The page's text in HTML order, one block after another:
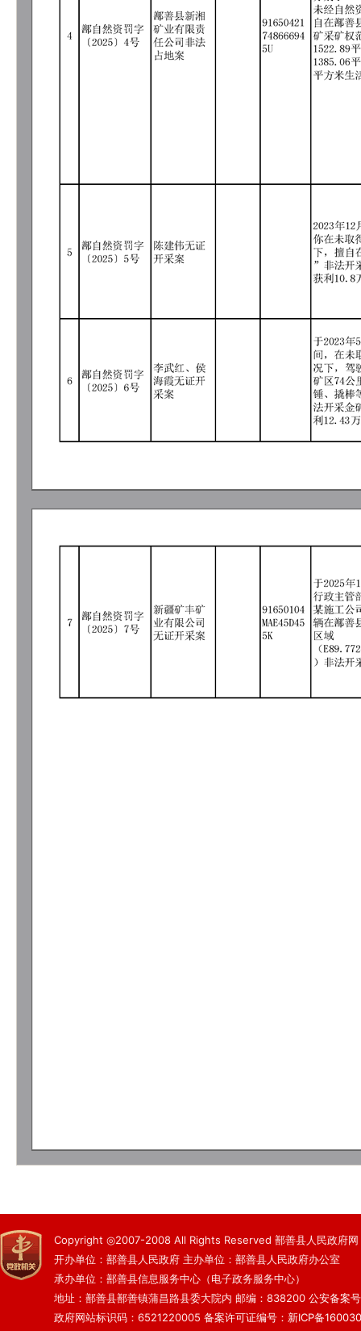
Copyright ◎2007-2008 All Rights Reserved 鄯善县人民政府网
开办单位：鄯善县人民政府 主办单位：鄯善县人民政府办公室
承办单位：鄯善县信息服务中心（电子政务服务中心）
地址：鄯善县鄯善镇蒲昌路县委大院内 邮编：838200 公安备案
政府网站标识码：6521220005 备案许可证编号：新ICP备